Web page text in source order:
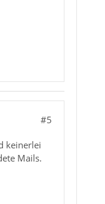
#5
keinerlei
Mails.